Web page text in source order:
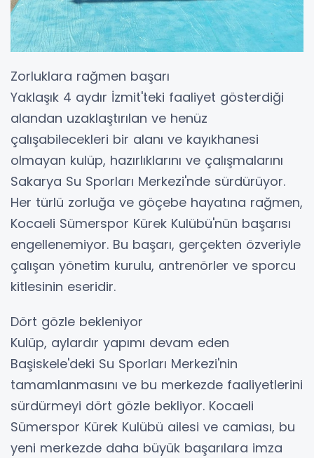
Zorluklara rağmen başarı
Yaklaşık 4 aydır İzmit'teki faaliyet gösterdiği
alandan uzaklaştırılan ve henüz
çalışabilecekleri bir alanı ve kayıkhanesi
olmayan kulüp, hazırlıklarını ve çalışmalarını
Sakarya Su Sporları Merkezi'nde sürdürüyor.
Her türlü zorluğa ve göçebe hayatına rağmen,
Kocaeli Sümerspor Kürek Kulübü'nün başarısı
engellenemiyor. Bu başarı, gerçekten özveriyle
çalışan yönetim kurulu, antrenörler ve sporcu
kitlesinin eseridir.
Dört gözle bekleniyor
Kulüp, aylardır yapımı devam eden
Başiskele'deki Su Sporları Merkezi'nin
tamamlanmasını ve bu merkezde faaliyetlerini
sürdürmeyi dört gözle bekliyor. Kocaeli
Sümerspor Kürek Kulübü ailesi ve camiası, bu
yeni merkezde daha büyük başarılara imza